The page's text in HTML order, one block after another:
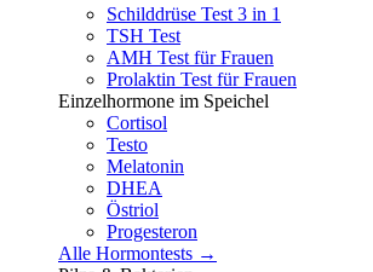
Schilddrüse Test 3 in 1
TSH Test
AMH Test für Frauen
Prolaktin Test für Frauen
Einzelhormone im Speichel
Cortisol
Testo
Melatonin
DHEA
Östriol
Progesteron
Alle Hormontests →